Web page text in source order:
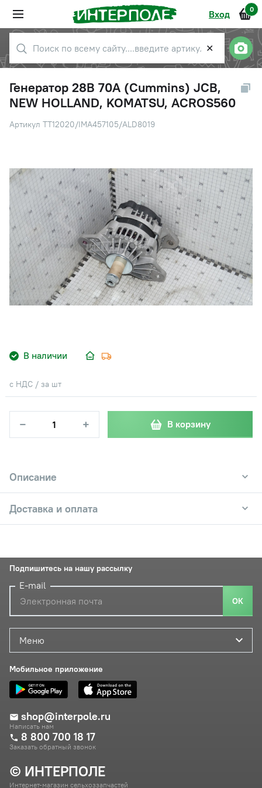
Вход 0
✕
Генератор 28В 70А (Cummins) JCB,
NEW HOLLAND, KOMATSU, ACROS560
Артикул TT12020/IMA457105/ALD8019
В наличии
с НДС / за шт
− + В корзину
Описание
Доставка и оплата
© ИНТЕРПОЛЕ
Интернет-магазин сельхоззапчастей
Меню
Мобильное приложение
shop@interpole.ru
Написать нам
8 800 700 18 17
Заказать обратный звонок
Подпишитесь на нашу рассылку
E-mail
ОК